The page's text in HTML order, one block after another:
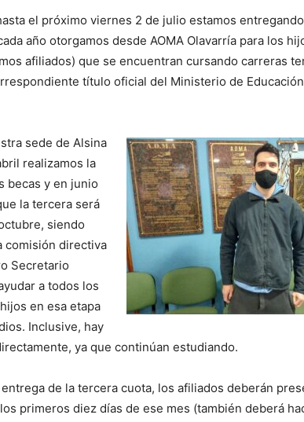
el próximo viernes 2 de julio estamos
año otorgamos desde AOMA Olavarría para los
afiliados) que se encuentran cursando carreras
título oficial del Ministerio de
sede de Alsina
realizamos la
becas y en junio
la tercera será
siendo
comisión directiva
Secretario
a todos los
en esa etapa
Inclusive, hay
ya que continúan estudiando.
de la tercera cuota, los afiliados deberán
primeros diez días de ese mes (también deberá